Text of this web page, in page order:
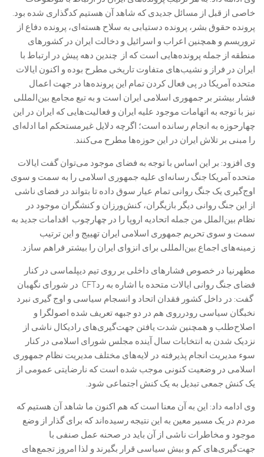
خاصی از قبل از مسائل جدیدی که شاهد آن هستیم کدگذاری شده بود.
پرونده حقوق بشر، پرونده دستیابی به سلاح هسته‌ای، پرونده دفاع از
تروریسم و همچنین اعراب و اسرائیل و دخالت ایران در کشورهای
منطقه از جمله پرونده‌هایی است که از چندین دهه پیش در ارتباط با
ایران در فراز و نشیب‌های متفاوت تاریخی مطرح بوده و اکنون ایالات
متحده آمریکا در پی فعال کردن تمام این پرونده‌ها در جهت اعمال
فشار بیشتر بر جمهوری اسلامی ایران است و به تبع مجامع بین‌المللی
نیز با توجه به اتهامات موجود علیه ایران و فعالیت‌هایی که ایران در این
چهارحوزه به انجام رسانده است؛ اگرچه دلایل غیرمستحکم اما ادله‌ای
را مبنی بر تلاش ایران در این حوزه‌ها مطرح می‌کنند.
وی افزود: بر این اساس با توجه به فضای موجود می‌توان گفت ایالات
متحده آمریکا جنگ رسانه‌ای علیه جمهوری اسلامی را به سمت و سوی
اوج‌گیری یک جنگ روانی تمام عیار سوق داده تا بتواند در فضای ناشی
از این جنگ روانی دیگر بازیگران، کنش‌ورزان و کنشگران موجود در
نظام بین‌الملل من جمله اتحادیه اروپا را در چهارچوب اقدامات جدید به
سمت و سوی تحریم جمهوری اسلامی ایران تهییج و این ترتیب
زمینه‌های اجماع بین‌المللی برای انزوای ایران را بیشتر فراهم سازد.
مطهرنیا در خصوص فشارهای داخلی بر روی تیم دیپلماسی در کنار
فضای جنگ روانی ایالات متحده با اشاره به ردCFT در شورای نگهبان
گفت: در داخل کشور فقدان اتحاد و انسجام سیاسی و اوج گیری نبرد
نخبگان سیاسی رودرروی هم در دو جبهه تعریف شده اصولگرا و
اصلاح‌طلب و همچنین شدت یافتن جهت‌گیری‌های رادیکال ناشی از
نزدیک شدن به انتخابات سال آینده مجلس شورای اسلامی در کنار
سوء مدیریت انجام پذیرفته در لایه‌های مختلف مدیریت نظام جمهوری
اسلامی در وضعیت کنونی موجب شده است که نارضایتی عمومی از
یک کنش جمعی تبدیل به یک کنش اجتماعی شود.
وی ادامه داد: این به آن معنا است که هم اکنون ما شاهد آن هستیم که
مردم در یک مسیر معین به این نتیجه رسیده‌اند که برای گذار از وضع
موجود و مخاطرات ناشی از آن باید در صحنه عمل صنفی با
جهت‌گیری‌های کم و بیش سیاسی قرار بگیرند و لذا امروز تجمع‌های